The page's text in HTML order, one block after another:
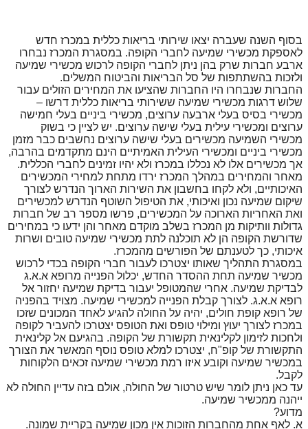
בסוף השנה שעברה יצאו שירותי בריאות כללית במכרז חדש
לאספקת מכשירי שמיעה לחברי הקופה. במסגרת המכרז נבחרו
ארבע חברות שרק בהן ניתן לחברי הקופה לרכוש מכשירי שמיעה
ולזכות בהשתתפות של סל הבריאות והביטוח המשלים.
החברות שנבחרו היו החברות שהציעו את המחירים הזולים עבור
שלוש דרגות מכשירי שמיעה ששירותי בריאות כללית דרשו –
מכשירי בסיס בעלי ארבעה ערוצים, מכשירי ביניים בעלי חמישה
ערוצים ומכשירי עילית בעלי שישה ערוצים. יש לציין כי בשוק
מכשירי השמיעה מכשירים בעלי שישה ערוצים נחשבים כבר מזמן
מכשירי ביניים ומכשירי העילית האמיתיים הינם מתקדמים בהרבה,
אך מכשירים אלו לא נכללו במכרז ולא יהיו זמינים לחברי הכללית.
מאחר והמחירים במהלך המכרז ירדו מתחת למחירי המכשירים
האיכותיים, ולא לקחו בחשבון את השירות הארוך הנדרש לצורך
שיקום שמיעה נכון ואיכותי, את הטיפול השוטף הנדרש למכשירים
ואת האחריות הארוכה על המכשירים, פרשו מספר רב של חברות
גדולות וותיקות מן המכרז בשלב מוקדם מאחר והן ידעו כי במחירים
שדורשת הקופה הן לא תוכלנה לתת מכשירי שמיעה טובים ושרות
איכותי, כך לטענתם של הפורשים מהמכרז.
במסגרת התהליך שאותו יצטרכו לעבור חברי הקופה בכדי לרכוש
מכשיר שמיעה תחת ההסדר החדש, יכלול הפנייה מרופא א.א.ג
לבדיקת שמיעה. אחרי שהמטופל יעבור בדיקת שמיעה יחזור אל
רופא א.א.ג. לצורך קבלת הפנייה למכשירי שמיעה. מצויד בהפניה
של רופא קופת חולים, יהיה על החולה להגיע לאחד המכונים שזכו
במכרז לצורך יעוץ ומילוי טופס ואת הטופס יצטרכו להעביר לקופה
ולחכות לזימון לקלינאית תקשורת של הקופה. בהגיעם אל קלינאית
התקשורת של קופ"ח, יצטרכו למלא טופס נוסף המאשר את הצורך
במכשיר שמיעה וקובע איזו רמת מכשירי שמיעה זכאים הלקוחות
לקבל.
עד כאן ניתן לומר שיש טרטור של החולה, אולם בזה עדיין החולה לא
ייהנה ממכשיר שמיעה.
מדוע?
א. לאף אחת מהחברות הזוכות אין מכון שמיעה בקריית שמונה.